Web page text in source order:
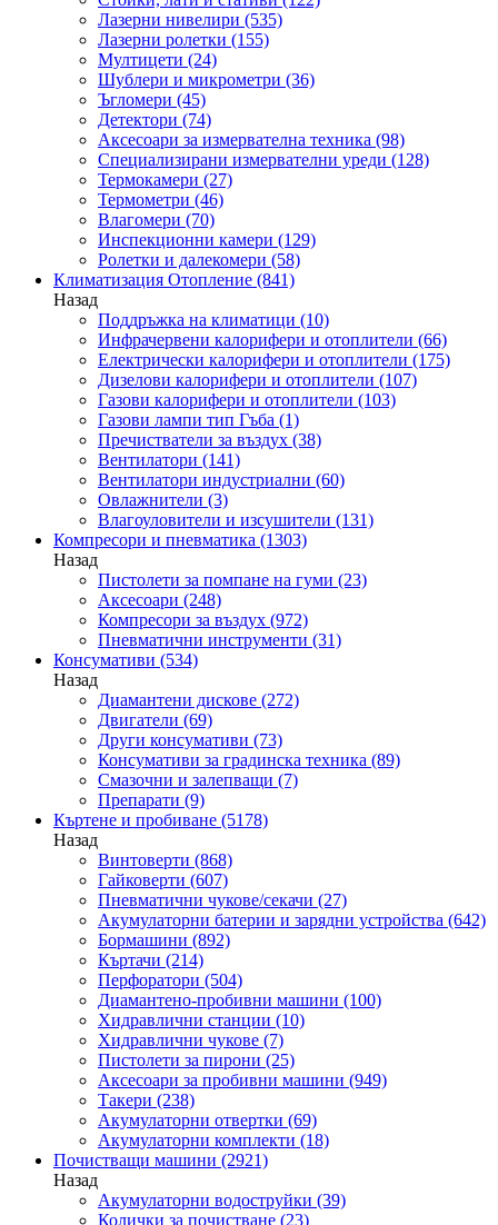
Лазерни нивелири (535)
Лазерни ролетки (155)
Мултицети (24)
Шублери и микрометри (36)
Ъгломери (45)
Детектори (74)
Аксесоари за измервателна техника (98)
Специализирани измервателни уреди (128)
Термокамери (27)
Термометри (46)
Влагомери (70)
Инспекционни камери (129)
Ролетки и далекомери (58)
Климатизация Отопление (841)
Назад
Поддръжка на климатици (10)
Инфрачервени калорифери и отоплители (66)
Електрически калорифери и отоплители (175)
Дизелови калорифери и отоплители (107)
Газови калорифери и отоплители (103)
Газови лампи тип Гъба (1)
Пречистватели за въздух (38)
Вентилатори (141)
Вентилатори индустриални (60)
Овлажнители (3)
Влагоуловители и изсушители (131)
Компресори и пневматика (1303)
Назад
Пистолети за помпане на гуми (23)
Аксесоари (248)
Компресори за въздух (972)
Пневматични инструменти (31)
Консумативи (534)
Назад
Диамантени дискове (272)
Двигатели (69)
Други консумативи (73)
Консумативи за градинска техника (89)
Смазочни и залепващи (7)
Препарати (9)
Къртене и пробиване (5178)
Назад
Винтоверти (868)
Гайковерти (607)
Пневматични чукове/секачи (27)
Акумулаторни батерии и зарядни устройства (642)
Бормашини (892)
Къртачи (214)
Перфоратори (504)
Диамантено-пробивни машини (100)
Хидравлични станции (10)
Хидравлични чукове (7)
Пистолети за пирони (25)
Аксесоари за пробивни машини (949)
Такери (238)
Акумулаторни отвертки (69)
Акумулаторни комплекти (18)
Почистващи машини (2921)
Назад
Акумулаторни водоструйки (39)
Колички за почистване (23)